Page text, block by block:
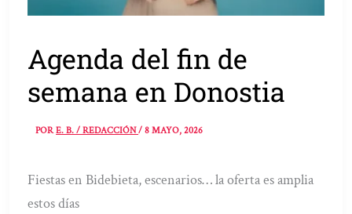
Agenda del fin de
semana en Donostia
PORE. B. / REDACCIÓN/8 MAYO, 2026
Fiestas en Bidebieta, escenarios… la oferta es amplia
estos días